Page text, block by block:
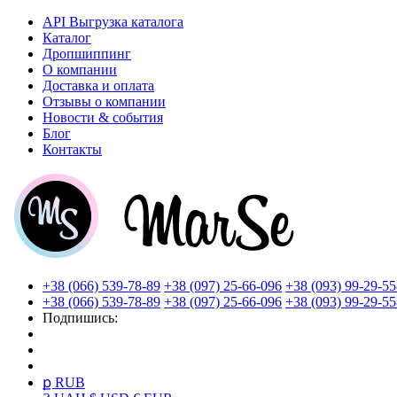
API Выгрузка каталога
Каталог
Дропшиппинг
О компании
Доставка и оплата
Отзывы о компании
Новости & события
Блог
Контакты
+38 (066) 539-78-89 +38 (097) 25-66-096 +38 (093) 99-29-
+38 (066) 539-78-89 +38 (097) 25-66-096 +38 (093) 99-29-
Подпишись:
ք RUB